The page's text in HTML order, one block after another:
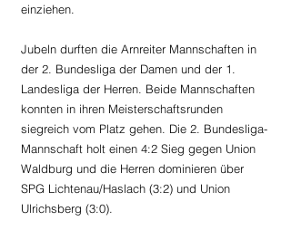
einziehen.
Jubeln durften die Arnreiter Mannschaften in
der 2. Bundesliga der Damen und der 1.
Landesliga der Herren. Beide Mannschaften
konnten in ihren Meisterschaftsrunden
siegreich vom Platz gehen. Die 2. Bundesliga-
Mannschaft holt einen 4:2 Sieg gegen Union
Waldburg und die Herren dominieren über
SPG Lichtenau/Haslach (3:2) und Union
Ulrichsberg (3:0).